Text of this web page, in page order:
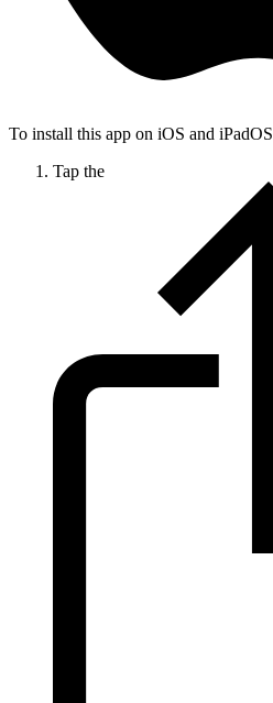
To install this app on iOS and iPadOS
Tap the